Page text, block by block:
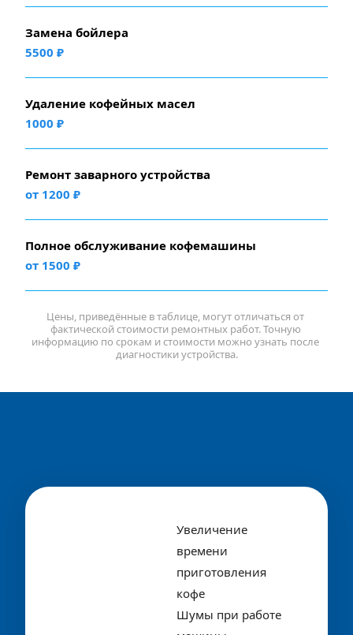
Замена бойлера
5500 ₽
Удаление кофейных масел
1000 ₽
Ремонт заварного устройства
от 1200 ₽
Полное обслуживание кофемашины
от 1500 ₽
Цены, приведённые в таблице, могут отличаться от
фактической стоимости ремонтных работ. Точную
информацию по срокам и стоимости можно узнать после
диагностики устройства.
Увеличение
времени
приготовления
кофе
Шумы при работе